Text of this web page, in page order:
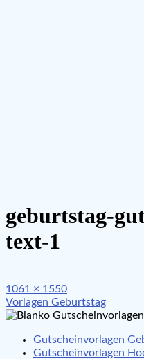
geburtstag-
text-1
Full
size
1061 × 1550
Beitragsnavigation
Vorlagen Geburtstag
Gutscheinvorlagen
Gutscheinvorlagen